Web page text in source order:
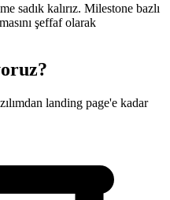
sadık kalırız. Milestone bazlı
şeffaf olarak
landing page'e kadar